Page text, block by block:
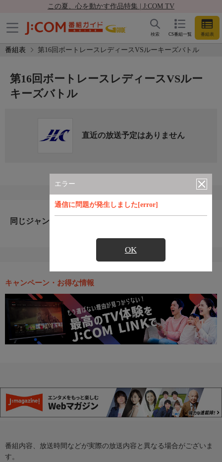
この夏、心を動かす作品特集 | J:COM TV
CS番組一覧 番組表
検索
番組表 第16回ボートレースレディースVSルーキーズバトル
エラー
通信に問題が発生しました[error]
OK
第16回ボートレースレディースVSルー
キーズバトル
直近の放送予定はありません
同じジャンルのおすすめ番組
キャンペーン・お得な情報
番組内容、放送時間などが実際の放送内容と異なる場合がございま
す。